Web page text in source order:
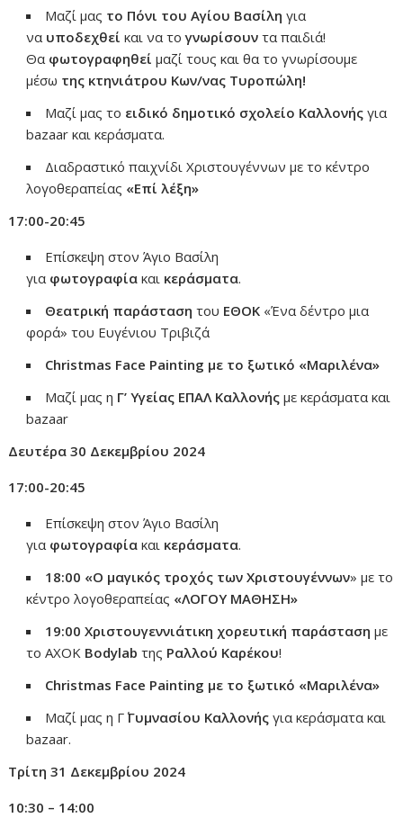
Μαζί μας το Πόνι του Αγίου Βασίλη για
να υποδεχθεί και να τογνωρίσουν τα παιδιά!
Θα φωτογραφηθεί μαζί τους και θα το γνωρίσουμε
μέσω της κτηνιάτρου Κων/νας Τυροπώλη!
Μαζί μας το ειδικό δημοτικό σχολείο Καλλονής για
bazaar και κεράσματα.
Διαδραστικό παιχνίδι Χριστουγέννων με το κέντρο
λογοθεραπείας «Επί λέξη»
17:00-20:45
Επίσκεψη στον Άγιο Βασίλη
για φωτογραφία και κεράσματα.
Θεατρική παράσταση του ΕΘΟΚ «Ένα δέντρο μια
φορά» του Ευγένιου Τριβιζά
Christmas Face Painting με το ξωτικό «Μαριλένα»
Μαζί μας η Γ’ Υγείας ΕΠΑΛ Καλλονής με κεράσματα και
bazaar
Δευτέρα 30 Δεκεμβρίου 2024
17:00-20:45
Επίσκεψη στον Άγιο Βασίλη
για φωτογραφία και κεράσματα.
18:00 «Ο μαγικός τροχός των Χριστουγέννων» με το
κέντρο λογοθεραπείας «ΛΟΓΟΥ ΜΑΘΗΣΗ»
19:00 Χριστουγεννιάτικη χορευτική παράσταση με
το ΑΧΟΚ Bodylab της Ραλλού Καρέκου!
Christmas Face Painting με το ξωτικό «Μαριλένα»
Μαζί μας η Γ΄Γυμνασίου Καλλονής για κεράσματα και
bazaar.
Τρίτη 31 Δεκεμβρίου 2024
10:30 – 14:00